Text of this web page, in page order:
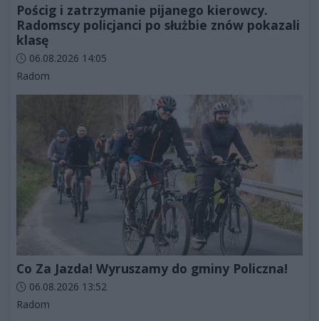
Pościg i zatrzymanie pijanego kierowcy.
Radomscy policjanci po służbie znów pokazali
klasę
Data dodania artykułu:
06.08.2026 14:05
Kategorie artykułu:
Radom
Co Za Jazda! Wyruszamy do gminy Policzna!
Data dodania artykułu:
06.08.2026 13:52
Kategorie artykułu:
Radom